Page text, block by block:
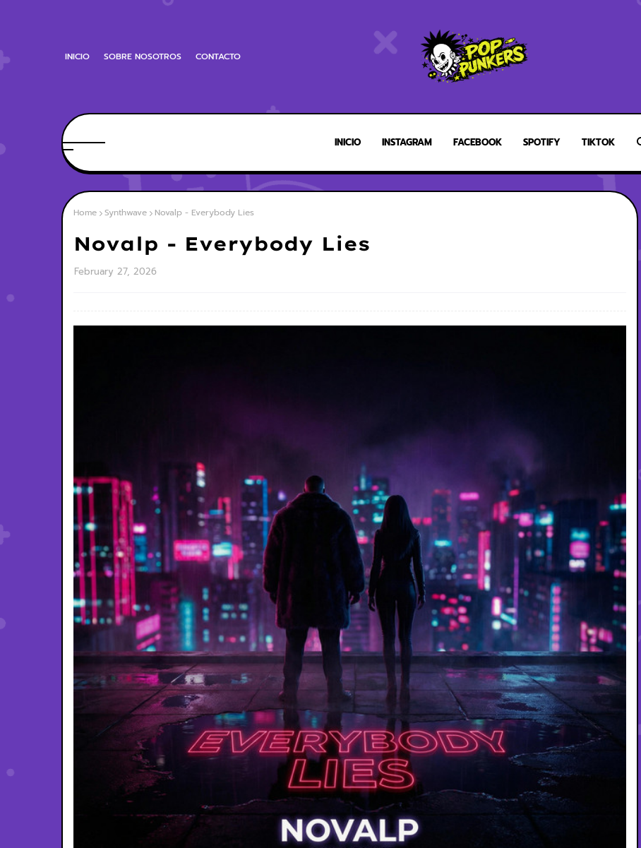
INICIO SOBRE NOSOTROS CONTACTO
INICIO INSTAGRAM FACEBOOK SPOTIFY TIKTOK
Home Synthwave Novalp - Everybody Lies
Novalp - Everybody Lies
February 27, 2026